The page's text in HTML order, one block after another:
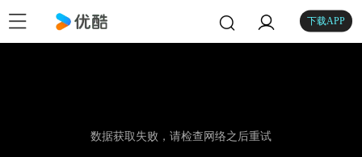
下载APP
数据获取失败，请检查网络之后重试